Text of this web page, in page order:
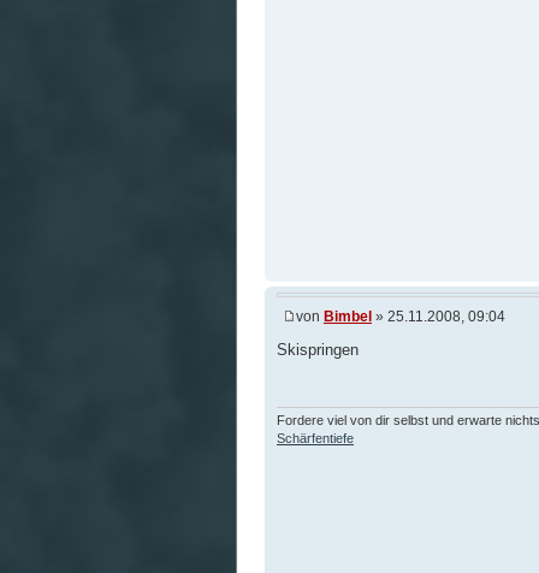
von Bimbel » 25.11.2008, 09:04
Skispringen
Fordere viel von dir selbst und erwarte
Schärfentiefe